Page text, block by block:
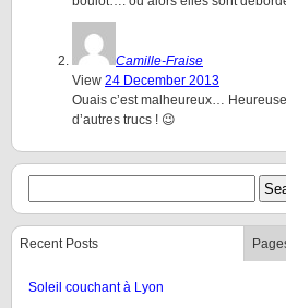
Camille-Fraise
View 24 December 2013
Ouais c’est malheureux…
d’autres trucs ! 😉
Recent Posts
Soleil couchant à Lyon